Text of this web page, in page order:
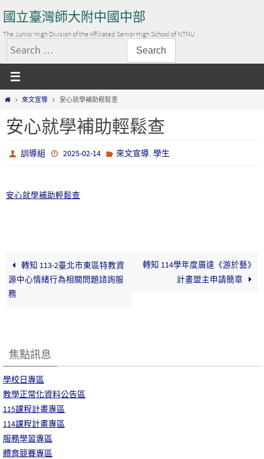
to
content
國立臺灣師大附中國中部
The Junior High Division of the Affiliated Senior High School of NTNU
搜
尋
關
鍵
字:
Home來文宣導 安心就學補助輕鬆查
安心就學補助輕鬆查
訓導組 2025-02-14 來文宣導, 學生
安心就學補助輕鬆查
轉知 113-2臺北市東區特教資
源中心情緒行為相關問題諮詢服
務
轉知 114學年度廣達《游於藝》
計畫盟主申請簡章
焦點訊息
學校日專區
教學正常化資料公告區
115課程計畫專區
114課程計畫專區
服務學習專區
體育競賽專區